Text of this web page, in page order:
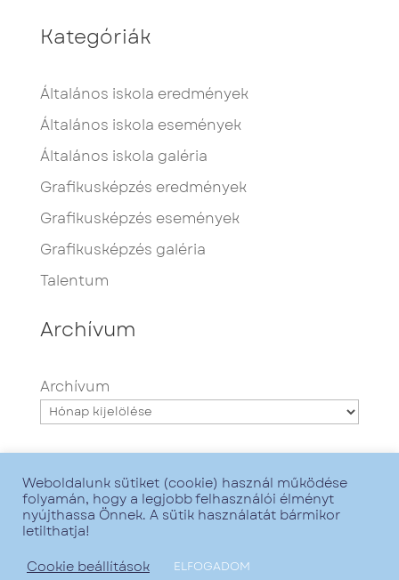
Kategóriák
Általános iskola eredmények
Általános iskola események
Általános iskola galéria
Grafikusképzés eredmények
Grafikusképzés események
Grafikusképzés galéria
Talentum
Archívum
Archívum
Minden jog fenntartva - Talentum iskola -
2021. - Grafika:
Weboldalunk sütiket (cookie) használ működése
folyamán, hogy a legjobb felhasználói élményt
nyújthassa Önnek. A sütik használatát bármikor
letilthatja!
Cookie beállítások
ELFOGADOM